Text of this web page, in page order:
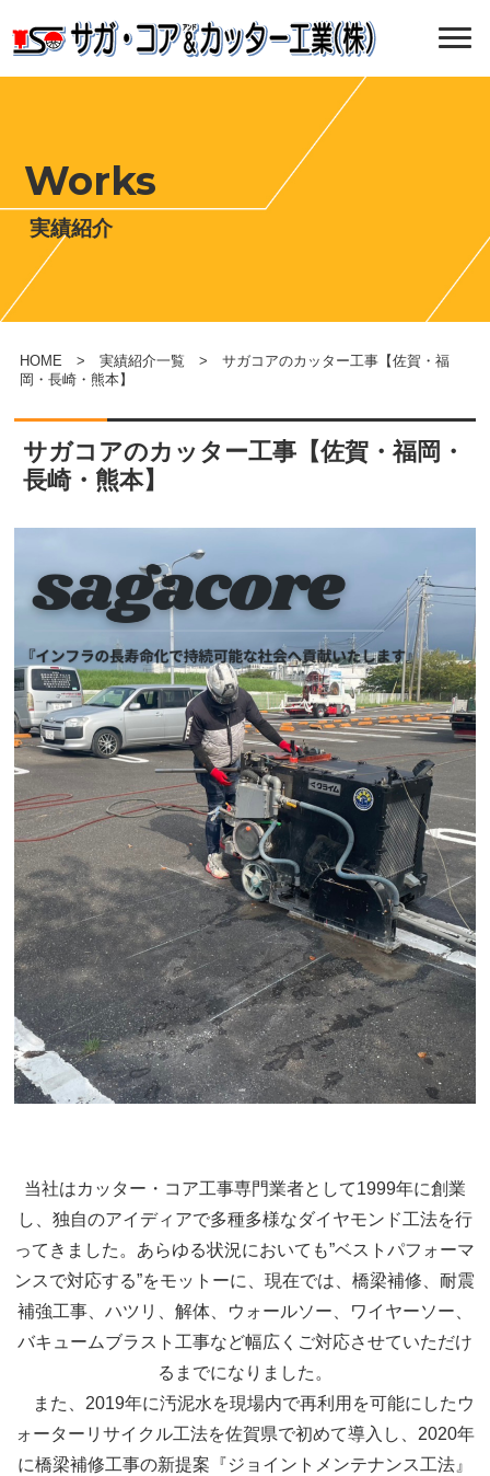
Works
実績紹介
HOME > 実績紹介一覧 > サガコアのカッター工事【佐賀・福
岡・長崎・熊本】
サガコアのカッター工事【佐賀・福岡・
長崎・熊本】
当社はカッター・コア工事専門業者として1999年に創業
し、独自のアイディアで多種多様なダイヤモンド工法を行
ってきました。あらゆる状況においても”ベストパフォーマ
ンスで対応する”をモットーに、現在では、橋梁補修、耐震
補強工事、ハツリ、解体、ウォールソー、ワイヤーソー、
バキュームブラスト工事など幅広くご対応させていただけ
るまでになりました。
また、2019年に汚泥水を現場内で再利用を可能にしたウ
ォーターリサイクル工法を佐賀県で初めて導入し、2020年
に橋梁補修工事の新提案『ジョイントメンテナンス工法』